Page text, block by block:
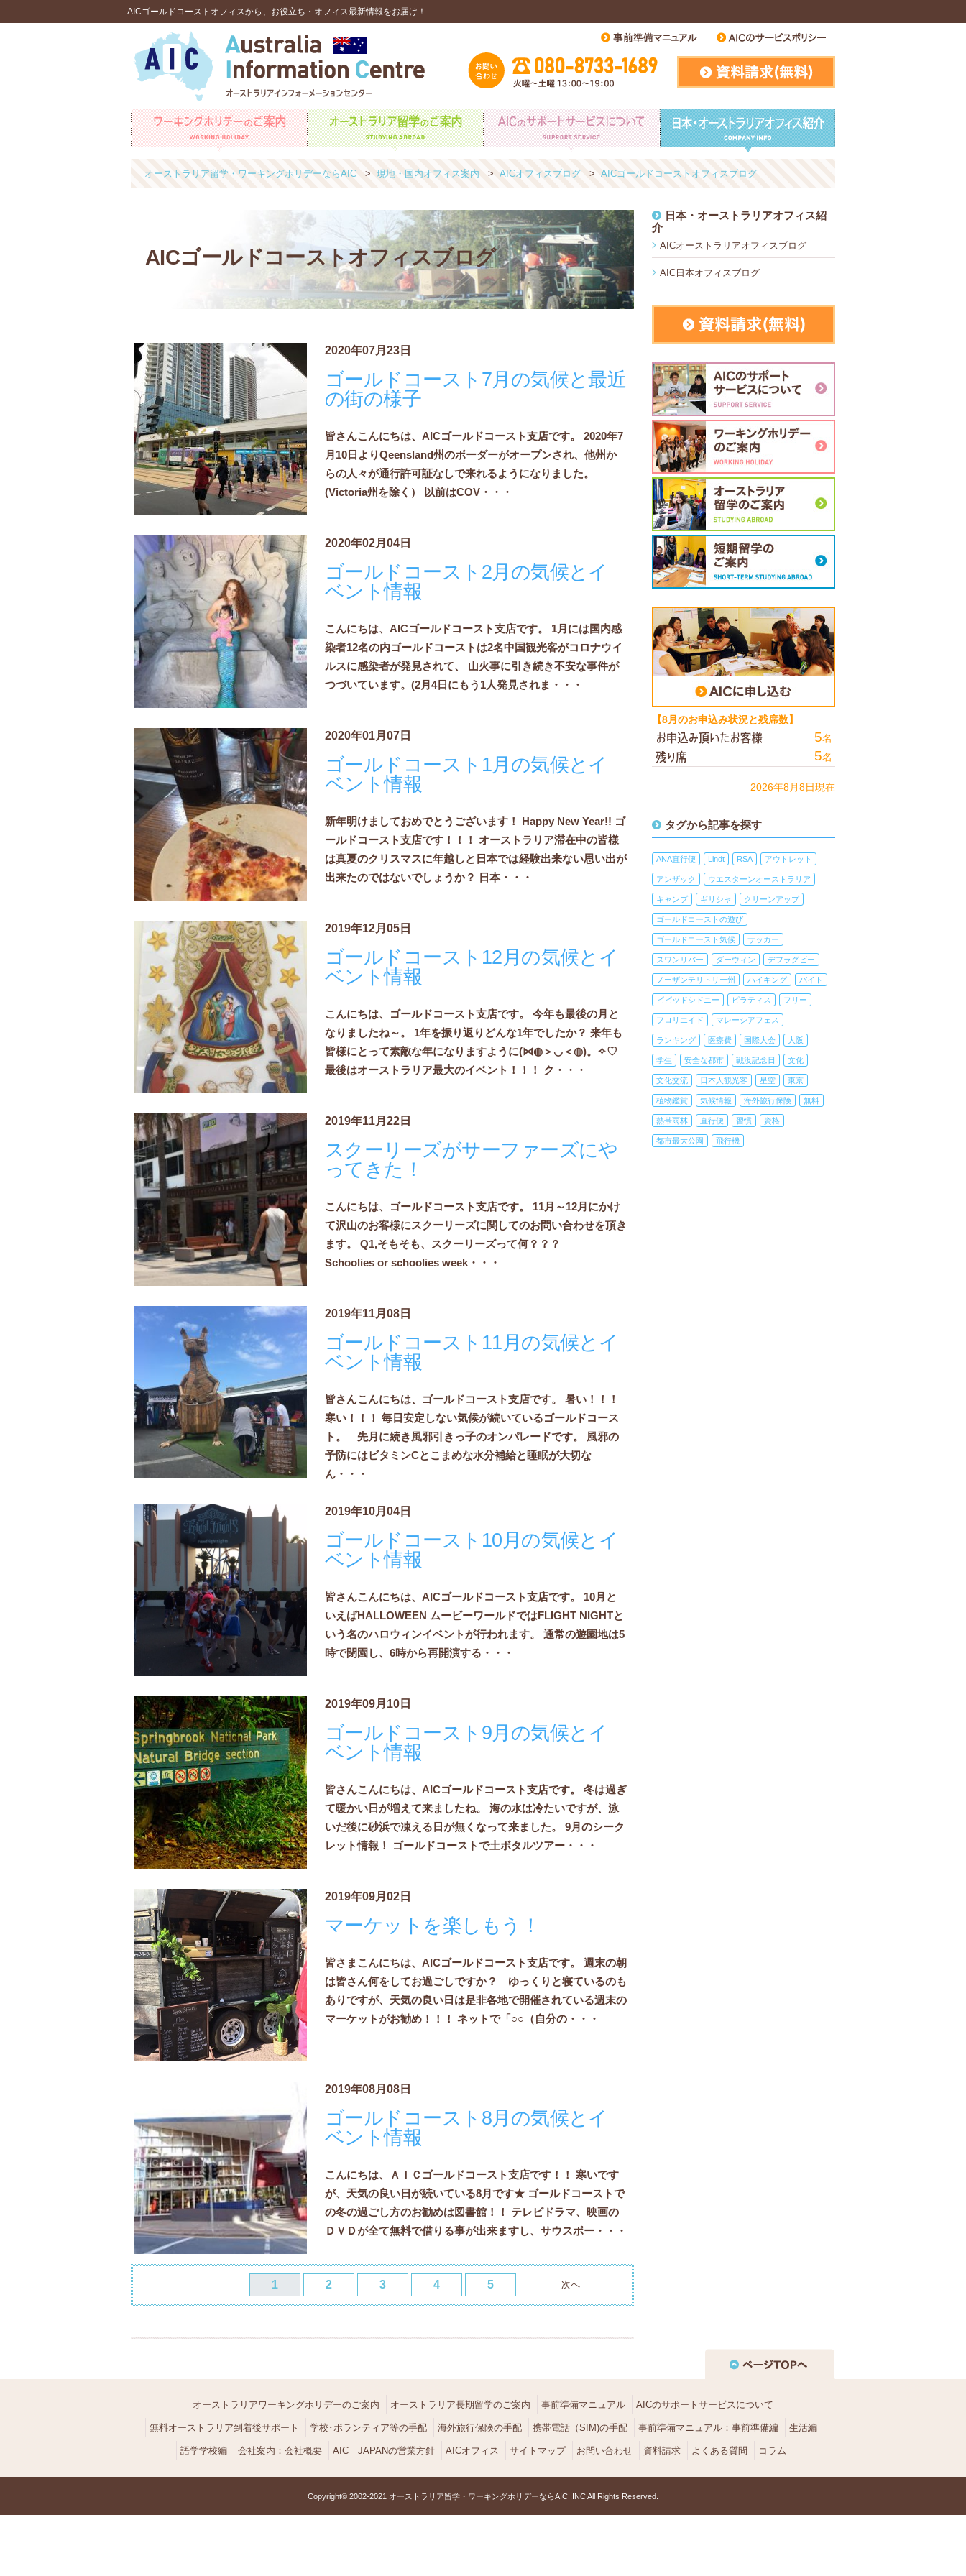
AICゴールドコーストオフィスから、お役立ち・オフィス最新情報をお届け！
オーストラリア留学・ワーキングホリデーならAIC > 現地・国内オフィス案内 > AICオフィスブログ > AICゴールドコーストオフィスブログ
AICゴールドコーストオフィスブログ
2020年07月23日
ゴールドコースト7月の気候と最近
の街の様子
皆さんこんにちは、AICゴールドコースト支店です。 2020年7
月10日よりQeensland州のボーダーがオープンされ、他州か
らの人々が通行許可証なしで来れるようになりました。
(Victoria州を除く） 以前はCOV・・・
2020年02月04日
ゴールドコースト2月の気候とイ
ベント情報
こんにちは、AICゴールドコースト支店です。 1月には国内感
染者12名の内ゴールドコーストは2名中国観光客がコロナウイ
ルスに感染者が発見されて、 山火事に引き続き不安な事件が
つづいています。(2月4日にもう1人発見されま・・・
2020年01月07日
ゴールドコースト1月の気候とイ
ベント情報
新年明けましておめでとうございます！ Happy New Year!! ゴ
ールドコースト支店です！！！ オーストラリア滞在中の皆様
は真夏のクリスマスに年越しと日本では経験出来ない思い出が
出来たのではないでしょうか？ 日本・・・
2019年12月05日
ゴールドコースト12月の気候とイ
ベント情報
こんにちは、ゴールドコースト支店です。 今年も最後の月と
なりましたね～。 1年を振り返りどんな1年でしたか？ 来年も
皆様にとって素敵な年になりますように(⋈◍＞◡＜◍)。✧♡
最後はオーストラリア最大のイベント！！！ ク・・・
2019年11月22日
スクーリーズがサーファーズにや
ってきた！
こんにちは、ゴールドコースト支店です。 11月～12月にかけ
て沢山のお客様にスクーリーズに関してのお問い合わせを頂き
ます。 Q1,そもそも、スクーリーズって何？？？
Schoolies or schoolies week・・・
2019年11月08日
ゴールドコースト11月の気候とイ
ベント情報
皆さんこんにちは、ゴールドコースト支店です。 暑い！！！
寒い！！！ 毎日安定しない気候が続いているゴールドコース
ト。 先月に続き風邪引きっ子のオンパレードです。 風邪の
予防にはビタミンCとこまめな水分補給と睡眠が大切な
ん・・・
2019年10月04日
ゴールドコースト10月の気候とイ
ベント情報
皆さんこんにちは、AICゴールドコースト支店です。 10月と
いえばHALLOWEEN ムービーワールドではFLIGHT NIGHTと
いう名のハロウィンイベントが行われます。 通常の遊園地は5
時で閉園し、6時から再開演する・・・
2019年09月10日
ゴールドコースト9月の気候とイ
ベント情報
皆さんこんにちは、AICゴールドコースト支店です。 冬は過ぎ
て暖かい日が増えて来ましたね。 海の水は冷たいですが、泳
いだ後に砂浜で凍える日が無くなって来ました。 9月のシーク
レット情報！ ゴールドコーストで土ボタルツアー・・・
2019年09月02日
マーケットを楽しもう！
皆さまこんにちは、AICゴールドコースト支店です。 週末の朝
は皆さん何をしてお過ごしですか？ ゆっくりと寝ているのも
ありですが、天気の良い日は是非各地で開催されている週末の
マーケットがお勧め！！！ ネットで「○○（自分の・・・
2019年08月08日
ゴールドコースト8月の気候とイ
ベント情報
こんにちは、ＡＩＣゴールドコースト支店です！！ 寒いです
が、天気の良い日が続いている8月です★ ゴールドコーストで
の冬の過ごし方のお勧めは図書館！！ テレビドラマ、映画の
ＤＶＤが全て無料で借りる事が出来ますし、サウスポー・・・
1 2 3 4 5 次へ
日本・オーストラリアオフィス紹
介
AICオーストラリアオフィスブログ
AIC日本オフィスブログ
【8月のお申込み状況と残席数】
5名
5名
2026年8月8日現在
タグから記事を探す
ANA直行便 Lindt RSA アウトレット
アンザック ウエスターンオーストラリア
キャンプ ギリシャ クリーンアップ
ゴールドコーストの遊び
ゴールドコースト気候 サッカー
スワンリバー ダーウィン デフラグビー
ノーザンテリトリー州 ハイキング バイト
ビビッドシドニー ピラティス フリー
フロリエイド マレーシアフェス
ランキング 医療費 国際大会 大阪
学生 安全な都市 戦没記念日 文化
文化交流 日本人観光客 星空 東京
植物鑑賞 気候情報 海外旅行保険 無料
熱帯雨林 直行便 習慣 資格
都市最大公園 飛行機
オーストラリアワーキングホリデーのご案内 オーストラリア長期留学のご案内 事前準備マニュアル AICのサポートサービスについて
無料オーストラリア到着後サポート 学校･ボランティア等の手配 海外旅行保険の手配 携帯電話（SIM)の手配 事前準備マニュアル：事前準備編 生活編
語学学校編 会社案内：会社概要 AIC JAPANの営業方針 AICオフィス サイトマップ お問い合わせ 資料請求 よくある質問 コラム
Copyright© 2002-2021 オーストラリア留学・ワーキングホリデーならAIC .INC All Rights Reserved.